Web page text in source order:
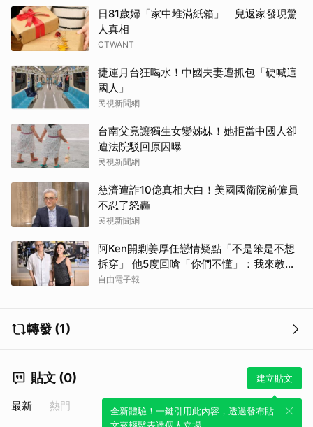
日81歲婦「家中堆滿紙箱」 兒返家發現驚
人真相
CTWANT
捷運月台狂喝水！中國夫妻遭抓包「硬喊這
國人」
民視新聞網
台南父竟讓獨生女變姊妹！她拒當中國人卻
遭法院駁回原因曝
民視新聞網
慈濟遭詐10億真相大白！美國國衛院前僱員
不忍了怒轟
民視新聞網
阿Ken開剿姜厚任戀情疑點「不是笨是不想
拆穿」 他5度回嗆「你們不懂」：我來教育
你們
自由電子報
轉發 (1)
貼文 (0) 建立貼文
全新體驗！一鍵引用此內容，透過發布貼
最新 熱門